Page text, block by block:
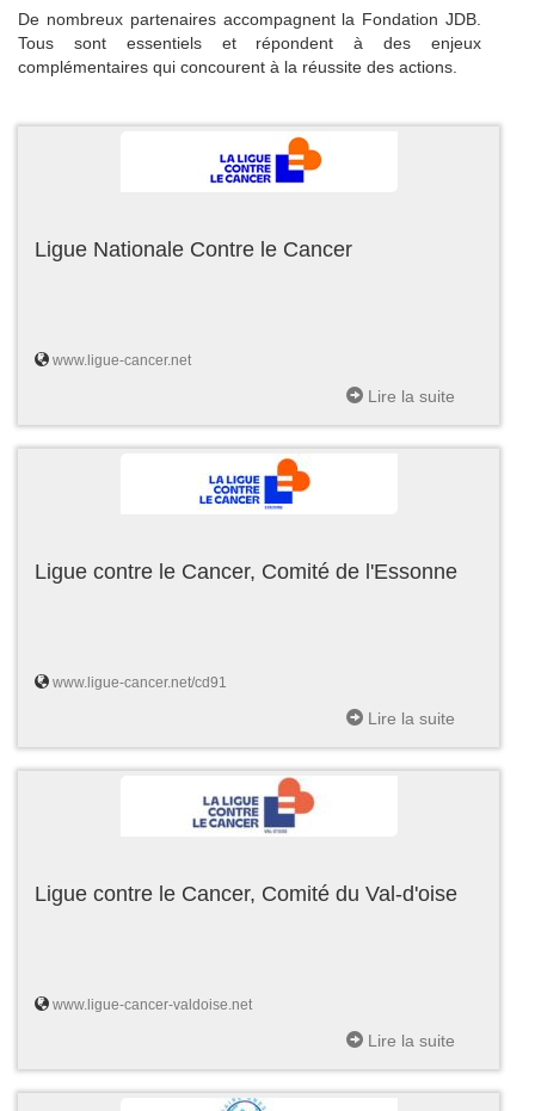
De nombreux partenaires accompagnent la Fondation JDB.
Tous sont essentiels et répondent à des enjeux
complémentaires qui concourent à la réussite des actions.
Ligue Nationale Contre le Cancer
www.ligue-cancer.net
Lire la suite
Ligue contre le Cancer, Comité de l'Essonne
www.ligue-cancer.net/cd91
Lire la suite
Ligue contre le Cancer, Comité du Val-d'oise
www.ligue-cancer-valdoise.net
Lire la suite